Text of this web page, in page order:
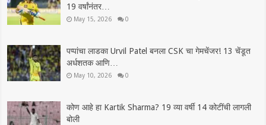
19 वर्षांनंतर…
May 15, 2026 0
पप्पांचा लाडका Urvil Patel बनला CSK चा गेमचेंजर! 13 चेंडूत
अर्धशतक आणि…
May 10, 2026 0
कोण आहे हा Kartik Sharma? 19 व्या वर्षी 14 कोटींची लागली
बोली